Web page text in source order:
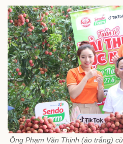
Ông Phạm Văn Thịnh (áo trắng)